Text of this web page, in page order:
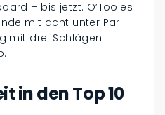
– bis jetzt. O’Tooles
mit acht unter Par
mit drei Schlägen
in den Top 10